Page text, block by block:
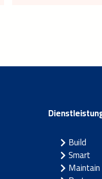
Build
Smart
Maintain